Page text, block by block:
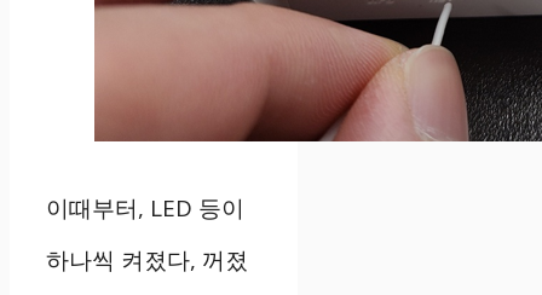
이때부터, LED 등이
하나씩 켜졌다, 꺼졌